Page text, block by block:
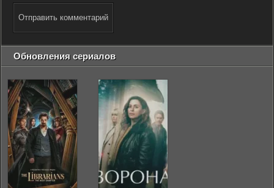
Отправить комментарий
Обновления сериалов